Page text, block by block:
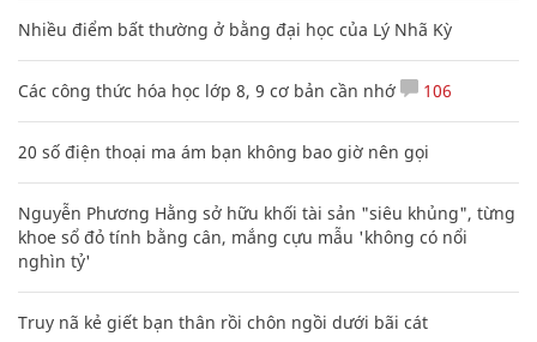
Nhiều điểm bất thường ở bằng đại học của Lý Nhã Kỳ
Các công thức hóa học lớp 8, 9 cơ bản cần nhớ 106
20 số điện thoại ma ám bạn không bao giờ nên gọi
Nguyễn Phương Hằng sở hữu khối tài sản "siêu khủng", từng
khoe sổ đỏ tính bằng cân, mắng cựu mẫu 'không có nổi
nghìn tỷ'
Truy nã kẻ giết bạn thân rồi chôn ngồi dưới bãi cát